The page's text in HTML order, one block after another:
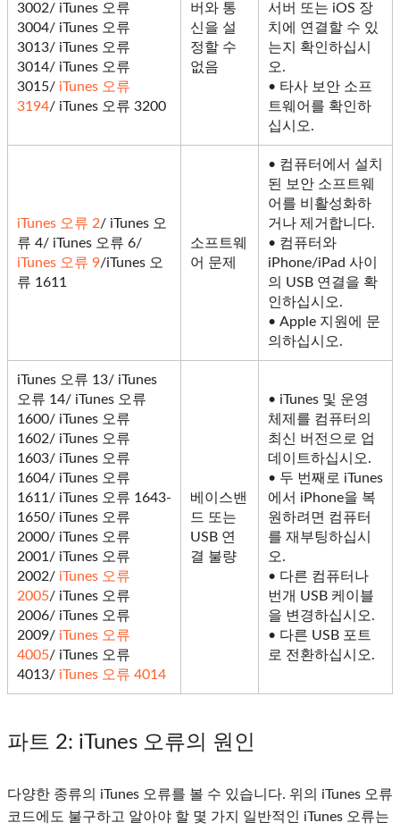
3002/ iTunes 오류
3004/ iTunes 오류
3013/ iTunes 오류
3014/ iTunes 오류
3015/ iTunes 오류
3194/ iTunes 오류 3200
버와 통
신을 설
정할 수
없음
서버 또는 iOS 장
치에 연결할 수 있
는지 확인하십시
오.
• 타사 보안 소프
트웨어를 확인하
십시오.
iTunes 오류 2/ iTunes 오
류 4/ iTunes 오류 6/
iTunes 오류 9/iTunes 오
류 1611
소프트웨
어 문제
• 컴퓨터에서 설치
된 보안 소프트웨
어를 비활성화하
거나 제거합니다.
• 컴퓨터와
iPhone/iPad 사이
의 USB 연결을 확
인하십시오.
• Apple 지원에 문
의하십시오.
iTunes 오류 13/ iTunes
오류 14/ iTunes 오류
1600/ iTunes 오류
1602/ iTunes 오류
1603/ iTunes 오류
1604/ iTunes 오류
1611/ iTunes 오류 1643-
1650/ iTunes 오류
2000/ iTunes 오류
2001/ iTunes 오류
2002/ iTunes 오류
2005/ iTunes 오류
2006/ iTunes 오류
2009/ iTunes 오류
4005/ iTunes 오류
4013/ iTunes 오류 4014
베이스밴
드 또는
USB 연
결 불량
• iTunes 및 운영
체제를 컴퓨터의
최신 버전으로 업
데이트하십시오.
• 두 번째로 iTunes
에서 iPhone을 복
원하려면 컴퓨터
를 재부팅하십시
오.
• 다른 컴퓨터나
번개 USB 케이블
을 변경하십시오.
• 다른 USB 포트
로 전환하십시오.
파트 2: iTunes 오류의 원인
다양한 종류의 iTunes 오류를 볼 수 있습니다. 위의 iTunes 오류
코드에도 불구하고 알아야 할 몇 가지 일반적인 iTunes 오류는